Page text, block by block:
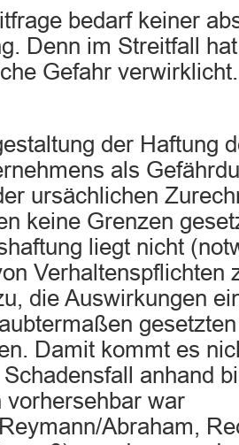
bedarf keiner
Denn im Streitfall
Gefahr verwirklicht.
der Haftung
als
ursächlichen
keine Grenzen
liegt nicht
Verhaltenspflichten
die Auswirkungen
Damit kommt es
anhand
vorhersehbar war
Abraham,